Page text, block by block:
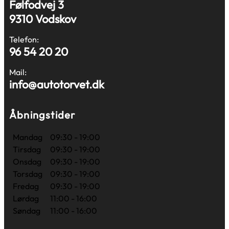
Følfodvej 3
9310 Vodskov
Telefon:
96 54 20 20
Mail:
info@autotorvet.dk
Åbningstider
Mandag
09:30 - 19:00
Tirsdag
09:30 - 19:00
Onsdag
09:30 - 19:00
Torsdag
09:30 - 19:00
Fredag
09:30 - 19:00
Lørdag
11:00 - 16:00
Søndag
11:00 - 16:00